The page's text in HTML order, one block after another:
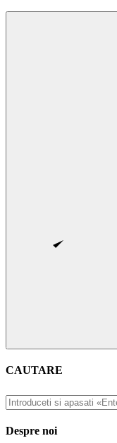
CAUTARE
Despre noi